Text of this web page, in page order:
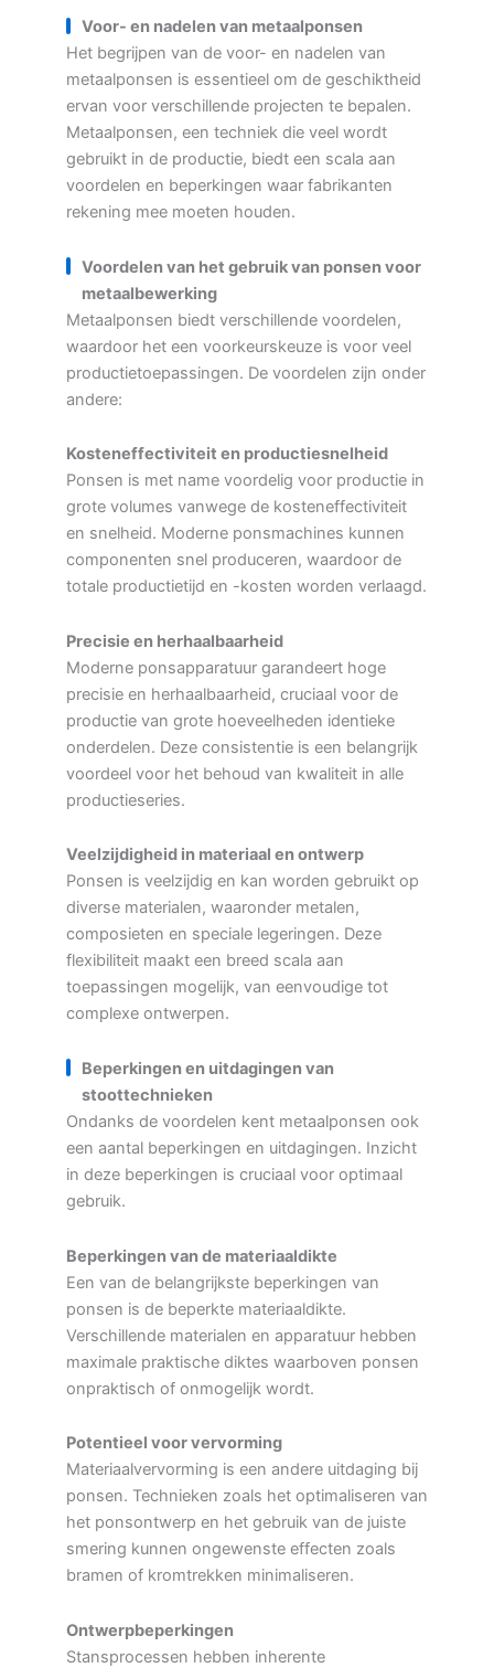
Voor- en nadelen van metaalponsen
Het begrijpen van de voor- en nadelen van
metaalponsen is essentieel om de geschiktheid
ervan voor verschillende projecten te bepalen.
Metaalponsen, een techniek die veel wordt
gebruikt in de productie, biedt een scala aan
voordelen en beperkingen waar fabrikanten
rekening mee moeten houden.
Voordelen van het gebruik van ponsen voor
metaalbewerking
Metaalponsen biedt verschillende voordelen,
waardoor het een voorkeurskeuze is voor veel
productietoepassingen. De voordelen zijn onder
andere:
Kosteneffectiviteit en productiesnelheid
Ponsen is met name voordelig voor productie in
grote volumes vanwege de kosteneffectiviteit
en snelheid. Moderne ponsmachines kunnen
componenten snel produceren, waardoor de
totale productietijd en -kosten worden verlaagd.
Precisie en herhaalbaarheid
Moderne ponsapparatuur garandeert hoge
precisie en herhaalbaarheid, cruciaal voor de
productie van grote hoeveelheden identieke
onderdelen. Deze consistentie is een belangrijk
voordeel voor het behoud van kwaliteit in alle
productieseries.
Veelzijdigheid in materiaal en ontwerp
Ponsen is veelzijdig en kan worden gebruikt op
diverse materialen, waaronder metalen,
composieten en speciale legeringen. Deze
flexibiliteit maakt een breed scala aan
toepassingen mogelijk, van eenvoudige tot
complexe ontwerpen.
Beperkingen en uitdagingen van
stoottechnieken
Ondanks de voordelen kent metaalponsen ook
een aantal beperkingen en uitdagingen. Inzicht
in deze beperkingen is cruciaal voor optimaal
gebruik.
Beperkingen van de materiaaldikte
Een van de belangrijkste beperkingen van
ponsen is de beperkte materiaaldikte.
Verschillende materialen en apparatuur hebben
maximale praktische diktes waarboven ponsen
onpraktisch of onmogelijk wordt.
Potentieel voor vervorming
Materiaalvervorming is een andere uitdaging bij
ponsen. Technieken zoals het optimaliseren van
het ponsontwerp en het gebruik van de juiste
smering kunnen ongewenste effecten zoals
bramen of kromtrekken minimaliseren.
Ontwerpbeperkingen
Stansprocessen hebben inherente